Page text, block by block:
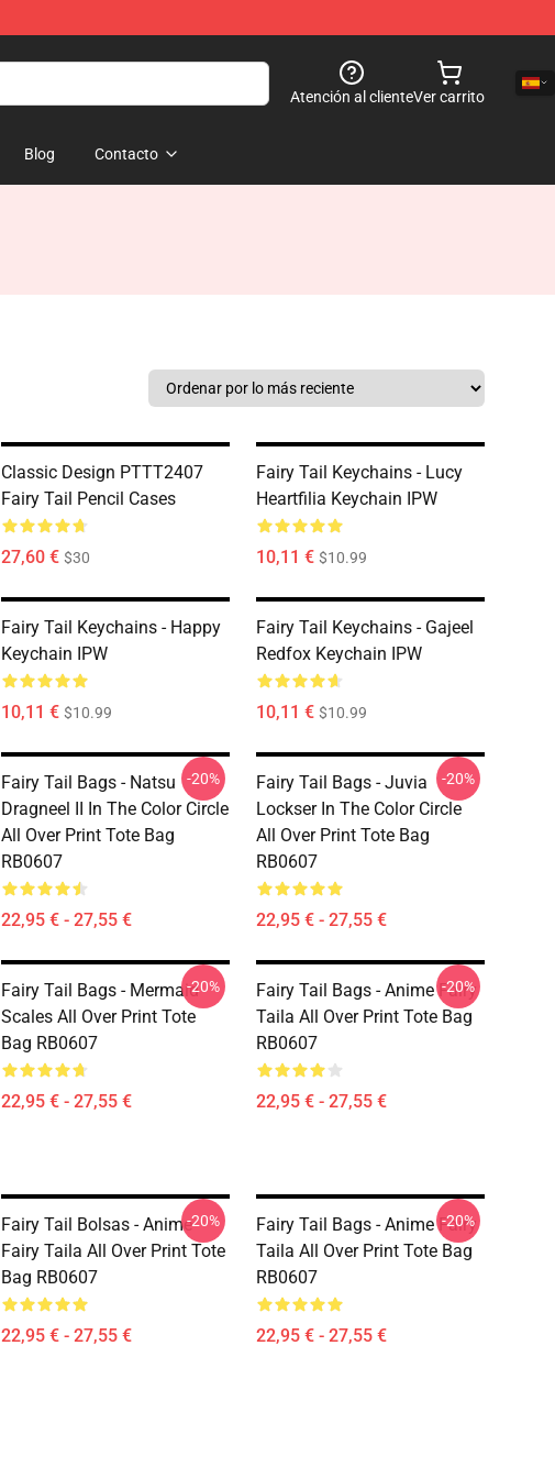
Atención al clienteVer carrito
Blog Contacto
Classic Design PTTT2407
Fairy Tail Pencil Cases
27,60 € $30
Fairy Tail Keychains - Lucy
Heartfilia Keychain IPW
10,11 € $10.99
Fairy Tail Keychains - Happy
Keychain IPW
10,11 € $10.99
Fairy Tail Keychains - Gajeel
Redfox Keychain IPW
10,11 € $10.99
Fairy Tail Bags - Natsu
Dragneel II In The Color Circle
All Over Print Tote Bag
RB0607
22,95 € - 27,55 €
-20%
Fairy Tail Bags - Juvia
Lockser In The Color Circle
All Over Print Tote Bag
RB0607
22,95 € - 27,55 €
-20%
Fairy Tail Bags - Mermaid
Scales All Over Print Tote
Bag RB0607
22,95 € - 27,55 €
-20%
Fairy Tail Bags - Anime Fairy
Taila All Over Print Tote Bag
RB0607
22,95 € - 27,55 €
-20%
Fairy Tail Bolsas - Anime
Fairy Taila All Over Print Tote
Bag RB0607
22,95 € - 27,55 €
-20%
Fairy Tail Bags - Anime Fairy
Taila All Over Print Tote Bag
RB0607
22,95 € - 27,55 €
-20%